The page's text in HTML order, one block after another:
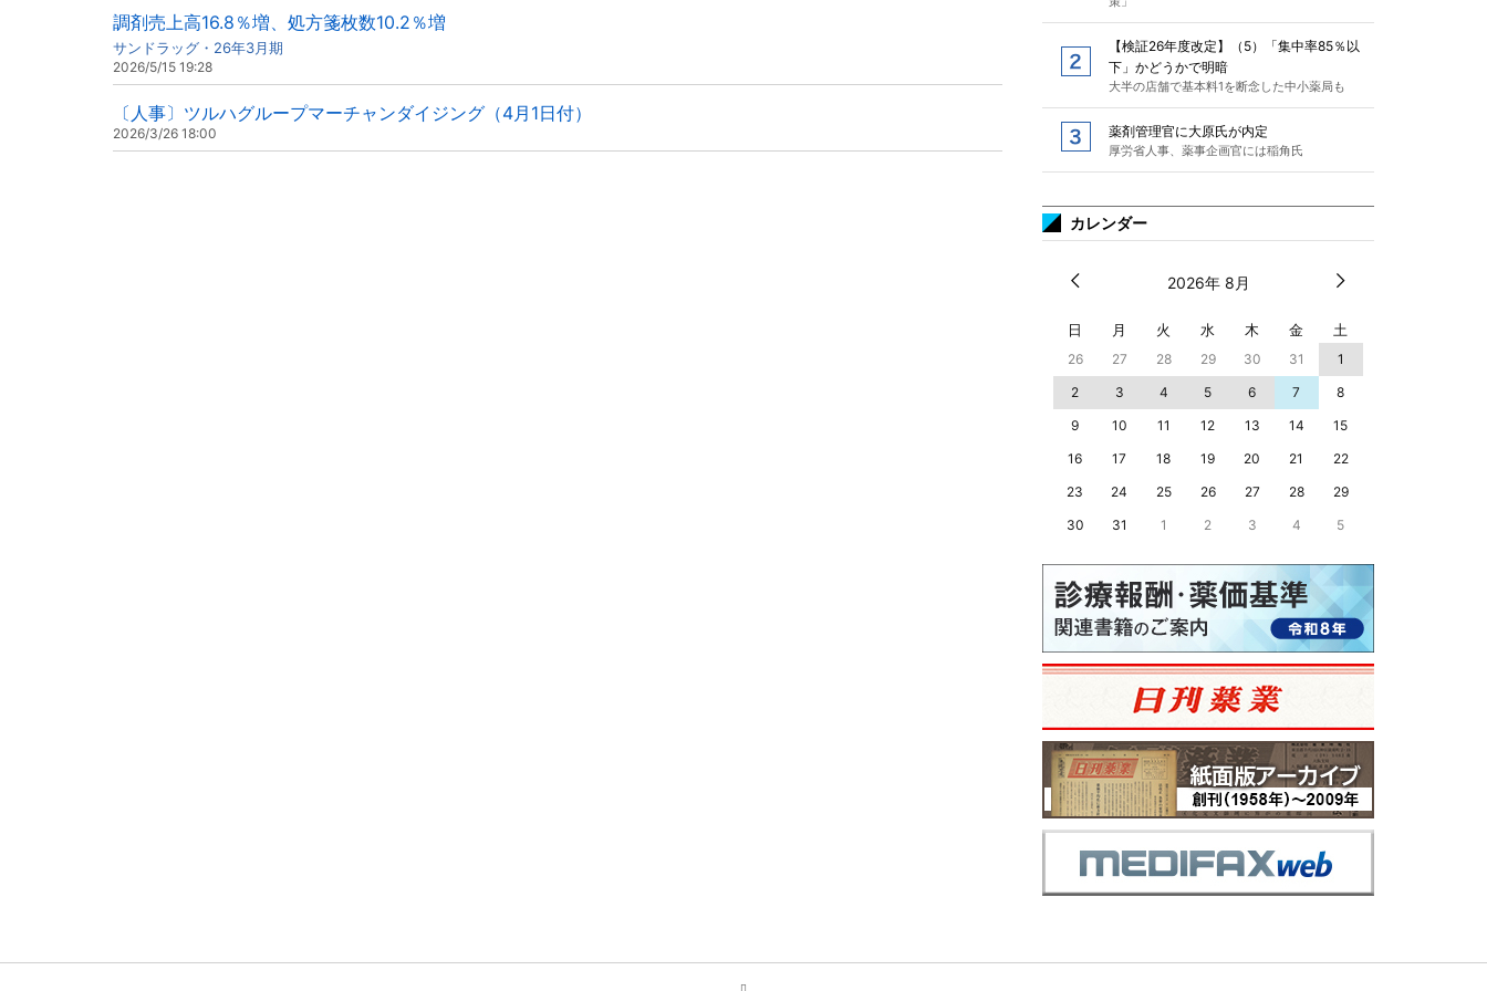
調剤売上高16.8％増、処方箋枚数10.2％増
サンドラッグ・26年3月期
2026/5/15 19:28
〔人事〕ツルハグループマーチャンダイジング（4月1日付）
2026/3/26 18:00
【検証26年度改定】（5）「集中率85％以
下」かどうかで明暗
大半の店舗で基本料1を断念した中小薬局も
薬剤管理官に大原氏が内定
厚労省人事、薬事企画官には稲角氏
カレンダー
2026年 8月
日 月 火 水 木 金 土
26 27 28 29 30 31
1
2
3 4 5 6 7
8
9
10 11 12 13 14
15
16
17 18 19 20 21
22
23
24 25 26 27 28
29
30
31 1 2 3 4 5